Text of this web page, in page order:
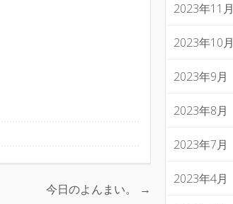
今日のよんまい。 →
2023年11月
2023年10月
2023年9月
2023年8月
2023年7月
2023年4月